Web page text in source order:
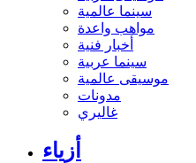
سينما عالمية
مواهب واعدة
أخبار فنية
سينما عربية
موسيقى عالمية
مدونات
غاليري
أزياء